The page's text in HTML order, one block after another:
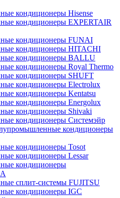
кондиционеры Hisense
кондиционеры EXPERTAIR
кондиционеры FUNAI
кондиционеры HITACHI
кондиционеры BALLU
кондиционеры Royal Thermo
кондиционеры SHUFT
кондиционеры Electrolux
кондиционеры Kentatsu
кондиционеры Energolux
кондиционеры Shivaki
кондиционеры Системэйр
кондиционеры
кондиционеры Tosot
кондиционеры Lessar
кондиционеры
сплит-системы FUJITSU
кондиционеры IGC